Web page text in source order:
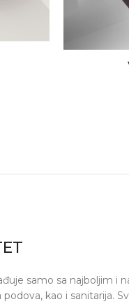
samo sa najboljim i
kao i sanitarija.